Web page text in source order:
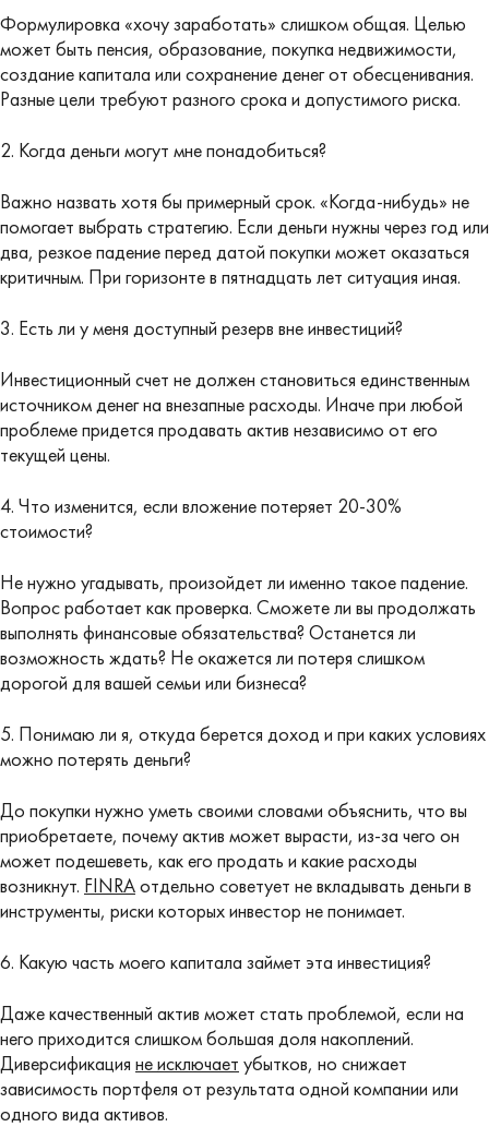
Формулировка «хочу заработать» слишком общая. Целью
может быть пенсия, образование, покупка недвижимости,
создание капитала или сохранение денег от обесценивания.
Разные цели требуют разного срока и допустимого риска.
2. Когда деньги могут мне понадобиться?
Важно назвать хотя бы примерный срок. «Когда-нибудь» не
помогает выбрать стратегию. Если деньги нужны через год или
два, резкое падение перед датой покупки может оказаться
критичным. При горизонте в пятнадцать лет ситуация иная.
3. Есть ли у меня доступный резерв вне инвестиций?
Инвестиционный счет не должен становиться единственным
источником денег на внезапные расходы. Иначе при любой
проблеме придется продавать актив независимо от его
текущей цены.
4. Что изменится, если вложение потеряет 20-30%
стоимости?
Не нужно угадывать, произойдет ли именно такое падение.
Вопрос работает как проверка. Сможете ли вы продолжать
выполнять финансовые обязательства? Останется ли
возможность ждать? Не окажется ли потеря слишком
дорогой для вашей семьи или бизнеса?
5. Понимаю ли я, откуда берется доход и при каких условиях
можно потерять деньги?
До покупки нужно уметь своими словами объяснить, что вы
приобретаете, почему актив может вырасти, из-за чего он
может подешеветь, как его продать и какие расходы
возникнут. FINRAотдельно советует не вкладывать деньги в
инструменты, риски которых инвестор не понимает.
6. Какую часть моего капитала займет эта инвестиция?
Даже качественный актив может стать проблемой, если на
него приходится слишком большая доля накоплений.
Диверсификация не исключает убытков, но снижает
зависимость портфеля от результата одной компании или
одного вида активов.